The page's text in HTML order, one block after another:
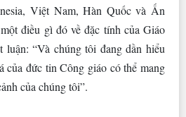
Việt Nam, Hàn Quốc và Ấn
điều gì đó về đặc tính của Giáo
“Và chúng tôi đang dần hiểu
của đức tin Công giáo có thể mang
của chúng tôi”.